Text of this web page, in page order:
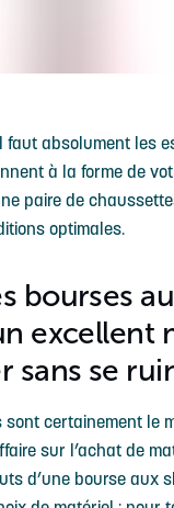
faut absolument les
à la forme de
paire de
optimales.
bourses
excellent
sans se
sont certainement le
sur l’achat de
d’une bourse aux